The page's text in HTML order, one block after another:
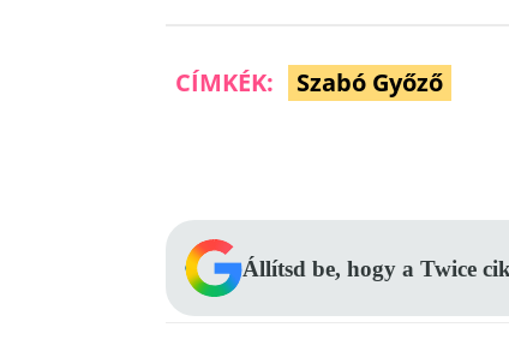
CÍMKÉK: Szabó Győző
Állítsd be, hogy a Twice